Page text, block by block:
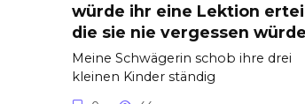
würde ihr eine Lektion
die sie nie vergessen
Meine Schwägerin schob ihre drei
kleinen Kinder ständig